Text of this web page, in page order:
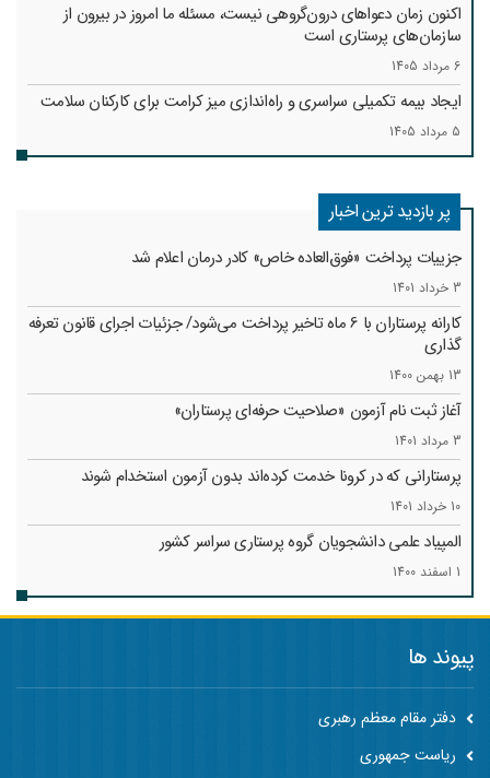
اکنون زمان دعواهای درون‌گروهی نیست، مسئله ما امروز در بیرون از
سازمان‌های پرستاری است
6 مرداد 1405
ایجاد بیمه تکمیلی سراسری و راه‌اندازی میز کرامت برای کارکنان سلامت
5 مرداد 1405
پر بازدید ترین اخبار
جزییات پرداخت «فوق‌العاده خاص» کادر درمان اعلام شد
3 خرداد 1401
کارانه‌ پرستاران با 6 ماه تاخیر پرداخت می‌شود/ جزئیات اجرای قانون تعرفه
گذاری
13 بهمن 1400
آغاز ثبت نام آزمون «صلاحیت حرفه‌ای پرستاران»
3 مرداد 1401
پرستارانی که در کرونا خدمت کرد‌ه‌اند بدون آزمون استخدام شوند
10 خرداد 1401
المپیاد علمی دانشجویان گروه پرستاری سراسر کشور
1 اسفند 1400
پیوند ها
دفتر مقام معظم رهبری
ریاست جمهوری